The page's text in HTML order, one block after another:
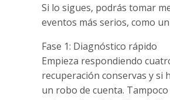
Si lo sigues, podrás tomar
eventos más serios, como
Fase 1: Diagnóstico rápido
Empieza respondiendo
recuperación conservas y si
un robo de cuenta.